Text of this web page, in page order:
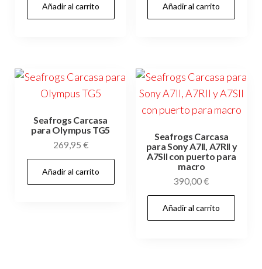
Añadir al carrito Añadir al carrito
Seafrogs Carcasa
para Olympus TG5
269,95 €
Añadir al carrito
Seafrogs Carcasa
para Sony A7II, A7RII y
A7SII con puerto para
macro
390,00€
Añadir al carrito